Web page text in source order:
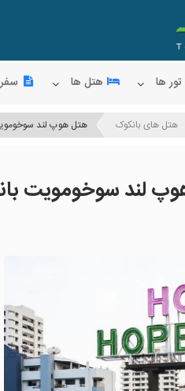
تور ها هتل ها
هتل های بانکوک هتل هوپ لند
لند سوخومویت